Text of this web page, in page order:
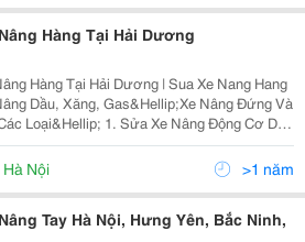
Hàng Tại Hải Dương
Hàng Tại Hải Dương | Sua Xe Nang Hang
Dầu, Xăng, Gas&Hellip;Xe Nâng Đứng Và
1. Sửa Xe Nâng Động Cơ Dầu
Nâng Điện Các Loại Đứng
Xe Nâng Cao 4000Mm, 600
Hà Nội >1 năm
Tay Hà Nội, Hưng Yên, Bắc Ninh,